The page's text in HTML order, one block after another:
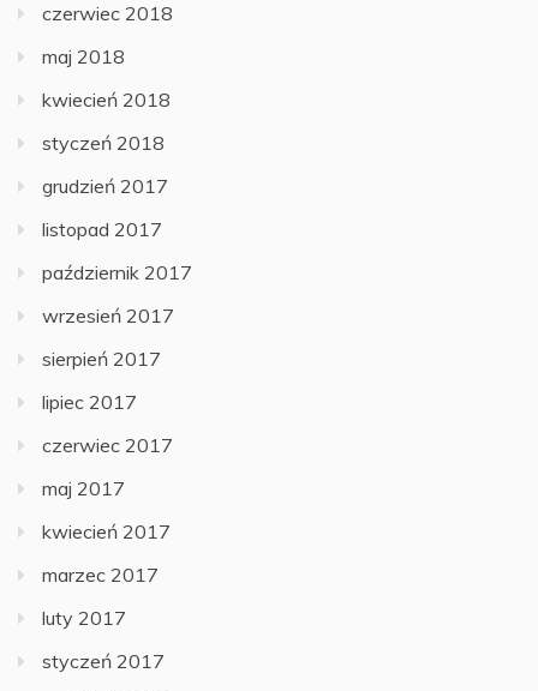
czerwiec 2018
maj 2018
kwiecień 2018
styczeń 2018
grudzień 2017
listopad 2017
październik 2017
wrzesień 2017
sierpień 2017
lipiec 2017
czerwiec 2017
maj 2017
kwiecień 2017
marzec 2017
luty 2017
styczeń 2017